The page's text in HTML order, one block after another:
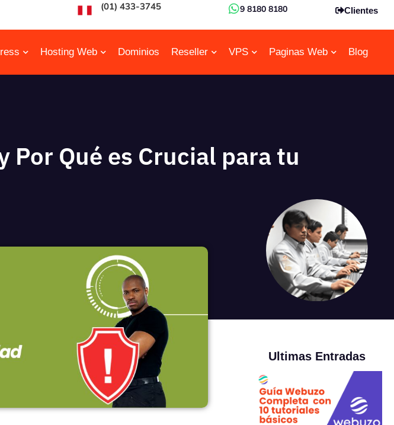
(01) 433-3745 9 8180 8180 Clientes
Hosting Web Dominios Reseller VPS Paginas Web Blog
Por Qué es Crucial para tu
Ultimas Entradas